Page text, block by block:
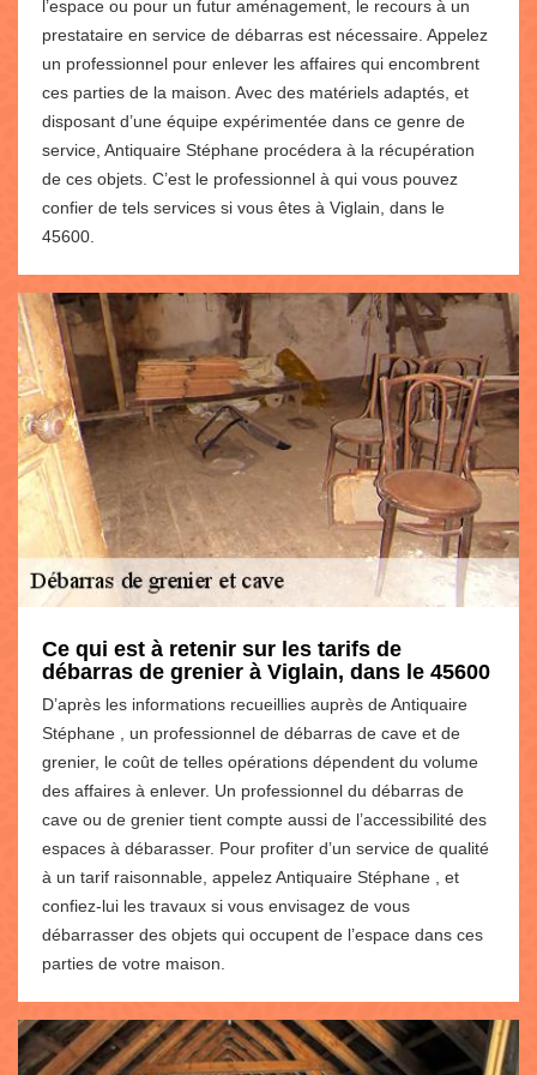
l’espace ou pour un futur aménagement, le recours à un
prestataire en service de débarras est nécessaire. Appelez
un professionnel pour enlever les affaires qui encombrent
ces parties de la maison. Avec des matériels adaptés, et
disposant d’une équipe expérimentée dans ce genre de
service, Antiquaire Stéphane procédera à la récupération
de ces objets. C’est le professionnel à qui vous pouvez
confier de tels services si vous êtes à Viglain, dans le
45600.
Ce qui est à retenir sur les tarifs de
débarras de grenier à Viglain, dans le 45600
D’après les informations recueillies auprès de Antiquaire
Stéphane , un professionnel de débarras de cave et de
grenier, le coût de telles opérations dépendent du volume
des affaires à enlever. Un professionnel du débarras de
cave ou de grenier tient compte aussi de l’accessibilité des
espaces à débarasser. Pour profiter d’un service de qualité
à un tarif raisonnable, appelez Antiquaire Stéphane , et
confiez-lui les travaux si vous envisagez de vous
débarrasser des objets qui occupent de l’espace dans ces
parties de votre maison.